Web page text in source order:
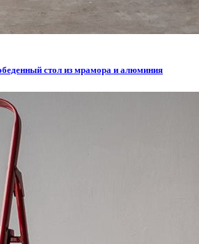
стол из мрамора и алюминия